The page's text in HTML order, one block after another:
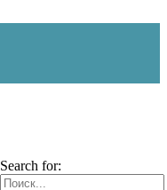
Search for: